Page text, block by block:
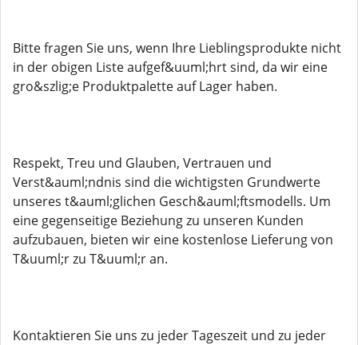
Bitte fragen Sie uns, wenn Ihre Lieblingsprodukte nicht
in der obigen Liste aufgef&uuml;hrt sind, da wir eine
gro&szlig;e Produktpalette auf Lager haben.
Respekt, Treu und Glauben, Vertrauen und
Verst&auml;ndnis sind die wichtigsten Grundwerte
unseres t&auml;glichen Gesch&auml;ftsmodells. Um
eine gegenseitige Beziehung zu unseren Kunden
aufzubauen, bieten wir eine kostenlose Lieferung von
T&uuml;r zu T&uuml;r an.
Kontaktieren Sie uns zu jeder Tageszeit und zu jeder